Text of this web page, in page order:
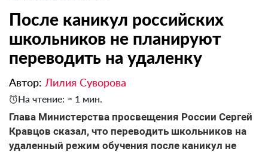
После каникул российских
школьников не планируют
переводить на удаленку
Автор: Лилия Суворова
На чтение: ≈ 1 мин.
Глава Министерства просвещения России Сергей
Кравцов сказал, что переводить школьников на
удаленный режим обучения после каникул не